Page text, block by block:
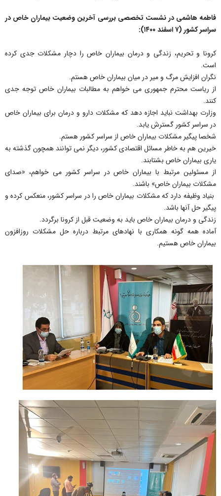
فاطمه هاشمی در نشست تخصصی بررسی آخرین وضعیت بیماران خاص در
سراسر کشور (۷ اسفند ۱۴۰۰):
کرونا و تحریم، زندگی و درمان بیماران خاص را دچار مشکلات جدی کرده
است.
نگران افزایش مرگ و میر در میان بیماران خاص هستم.
از ریاست محترم جمهوری می خواهم به مطالبات بیماران خاص توجه جدی
کنند.
وزارت بهداشت نباید اجازه دهد که مشکلات دارو و درمان برای بیماران خاص
در سراسر کشور گسترش یابد.
شخصا پیگیر مشکلات بیماران خاص از سراسر کشور هستم.
خیرین هم به خاطر مسائل اقتصادی کشور، دیگر نمی توانند همچون گذشته به
یاری بیماران خاص بشتابند.
از مسئولین مرتبط با بیماران خاص در سراسر کشور می خواهم، «صدای
مشکلات بیماران خاص» باشند.
بنیاد وظیفه دارد که مشکلات بیماران خاص را در سراسر کشور، منعکس کرده و
پیگیر حل آنها باشد.
زندگی و درمان بیماران خاص باید به وضعیت قبل از کرونا برگردد.
آماده همه گونه همکاری با نهادهای مرتبط درباره حل مشکلات روزافزون
بیماران خاص هستیم.